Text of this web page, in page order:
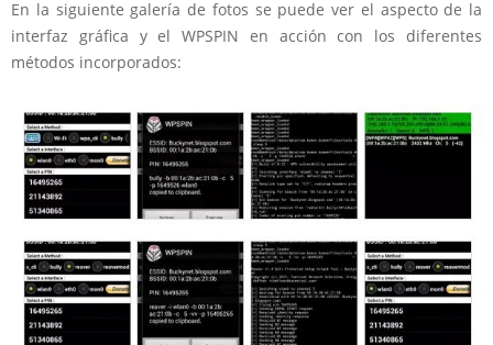
En la siguiente galería de fotos se puede ver el aspecto de la
interfaz gráfica y el WPSPIN en acción con los diferentes
métodos incorporados: